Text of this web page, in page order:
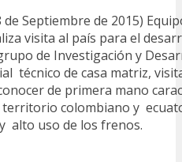
de Septiembre de 2015)
visita al país para el
de Investigación y
técnico de casa matriz,
de primera mano
colombiano y
alto uso de los frenos.